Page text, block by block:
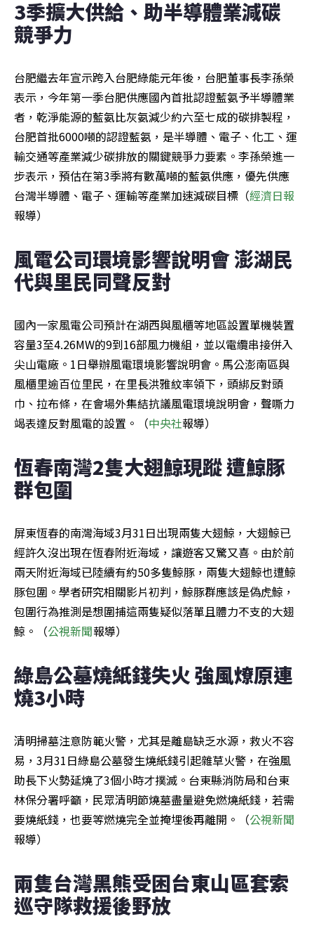
3季擴大供給、助半導體業減碳
競爭力
台肥繼去年宣示跨入台肥綠能元年後，台肥董事長李孫榮
表示，今年第一季台肥供應國內首批認證藍氨予半導體業
者，乾淨能源的藍氨比灰氨減少約六至七成的碳排製程，
台肥首批6000噸的認證藍氨，是半導體、電子、化工、運
輸交通等產業減少碳排放的關鍵競爭力要素。李孫榮進一
步表示，預估在第3季將有數萬噸的藍氨供應，優先供應
台灣半導體、電子、運輸等產業加速減碳目標（經濟日報
報導）
風電公司環境影響說明會 澎湖民
代與里民同聲反對
國內一家風電公司預計在湖西與風櫃等地區設置單機裝置
容量3至4.26MW的9到16部風力機組，並以電纜串接併入
尖山電廠。1日舉辦風電環境影響說明會。馬公澎南區與
風櫃里逾百位里民，在里長洪雅紋率領下，頭綁反對頭
巾、拉布條，在會場外集結抗議風電環境說明會，聲嘶力
竭表達反對風電的設置。（中央社報導）
恆春南灣2隻大翅鯨現蹤 遭鯨豚
群包圍
屏東恆春的南灣海域3月31日出現兩隻大翅鯨，大翅鯨已
經許久沒出現在恆春附近海域，讓遊客又驚又喜。由於前
兩天附近海域已陸續有約50多隻鯨豚，兩隻大翅鯨也遭鯨
豚包圍。學者研究相關影片初判，鯨豚群應該是偽虎鯨，
包圍行為推測是想圍捕這兩隻疑似落單且體力不支的大翅
鯨。（公視新聞報導）
綠島公墓燒紙錢失火 強風燎原連
燒3小時
清明掃墓注意防範火警，尤其是離島缺乏水源，救火不容
易，3月31日綠島公墓發生燒紙錢引起雜草火警，在強風
助長下火勢延燒了3個小時才撲滅。台東縣消防局和台東
林保分署呼籲，民眾清明節燒墓盡量避免燃燒紙錢，若需
要燒紙錢，也要等燃燒完全並掩埋後再離開。（公視新聞
報導）
兩隻台灣黑熊受困台東山區套索
巡守隊救援後野放